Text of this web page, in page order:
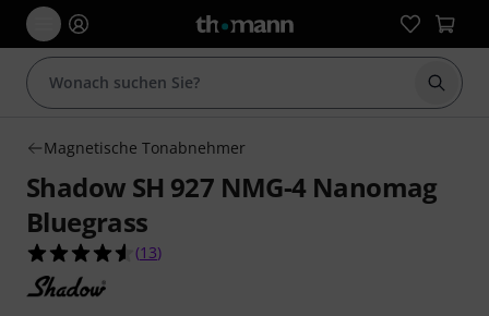
Suche
Magnetische Tonabnehmer
Shadow SH 927 NMG-4 Nanomag
Bluegrass
4.5 von 5 Sternen aus 13 Kundenbewertungen
(13)